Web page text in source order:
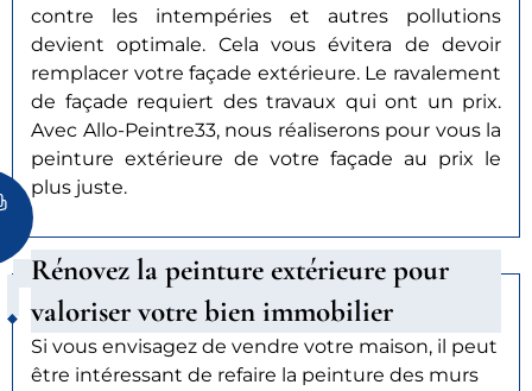
contre les intempéries et autres pollutions
devient optimale. Cela vous évitera de devoir
remplacer votre façade extérieure. Le ravalement
de façade requiert des travaux qui ont un prix.
Avec Allo-Peintre33, nous réaliserons pour vous la
peinture extérieure de votre façade au prix le
plus juste.
Rénovez la peinture extérieure pour
valoriser votre bien immobilier
Si vous envisagez de vendre votre maison, il peut
être intéressant de refaire la peinture des murs